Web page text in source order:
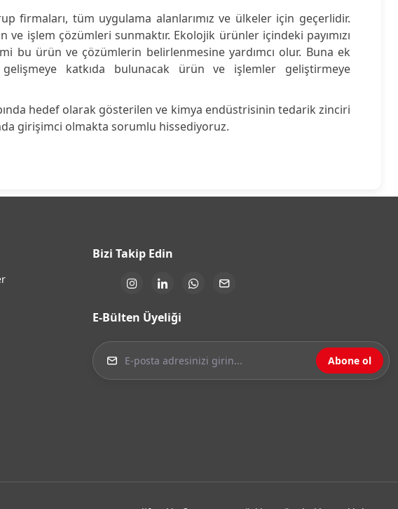
firmaları, tüm uygulama alanlarımız ve ülkeler için geçerlidir.
işlem çözümleri sunmaktır. Ekolojik ürünler içindeki payımızı
bu ürün ve çözümlerin belirlenmesine yardımcı olur. Buna ek
katkıda bulunacak ürün ve işlemler geliştirmeye
hedef olarak gösterilen ve kimya endüstrisinin tedarik zinciri
girişimci olmakta sorumlu hissediyoruz.
Bizi Takip Edin
E-Bülten Üyeliği
Abone ol